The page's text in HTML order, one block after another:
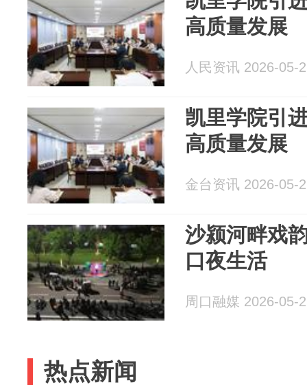
高质量发展
人民资讯 2026-05-
凯里学院引
高质量发展
金台资讯 2026-05-
沙颍河畔戏
口夜生活
周口融媒 2026-05-
热点新闻